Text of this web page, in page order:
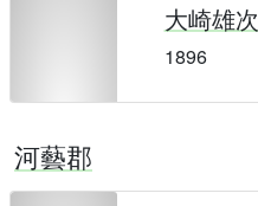
大崎雄次
1896
河藝郡